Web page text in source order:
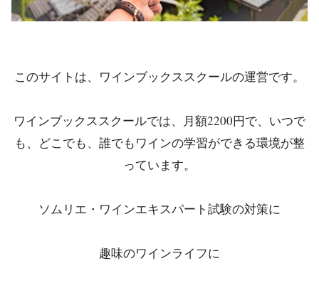
このサイトは、ワインブックススクールの運営です。
ワインブックススクールでは、月額2200円で、いつで
も、どこでも、誰でもワインの学習ができる環境が整
っています。
ソムリエ・ワインエキスパート試験の対策に
趣味のワインライフに